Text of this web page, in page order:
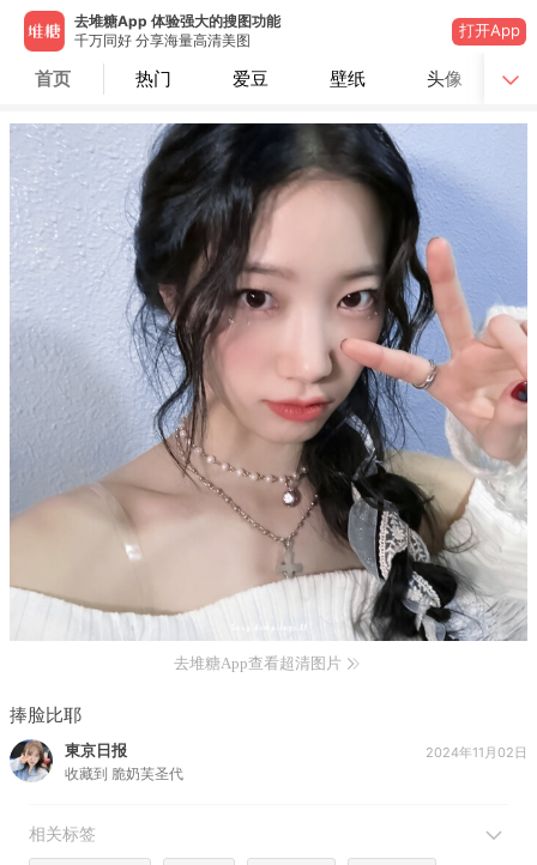
去堆糖App 体验强大的搜图功能
千万同好 分享海量高清美图
打开App
首页 热门 爱豆 壁纸 头像
去堆糖App查看超清图片
捧脸比耶
東京日报
收藏到 脆奶芙圣代
2024年11月02日
相关标签